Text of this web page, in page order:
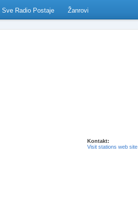
Sve Radio Postaje Žanrovi
Kontakt:
Visit stations web site